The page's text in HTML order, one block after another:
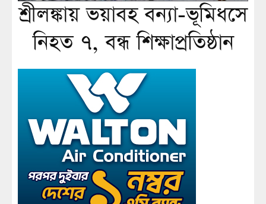
শ্রীলঙ্কায় ভয়াবহ বন্যা-ভূমিধসে
নিহত ৭, বন্ধ শিক্ষাপ্রতিষ্ঠান